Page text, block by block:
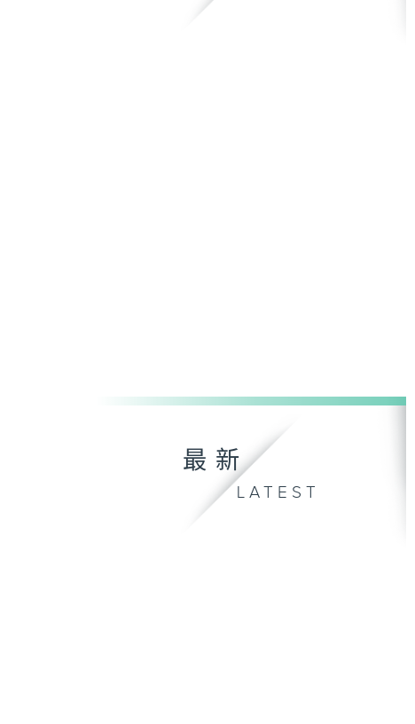
最新
LATEST